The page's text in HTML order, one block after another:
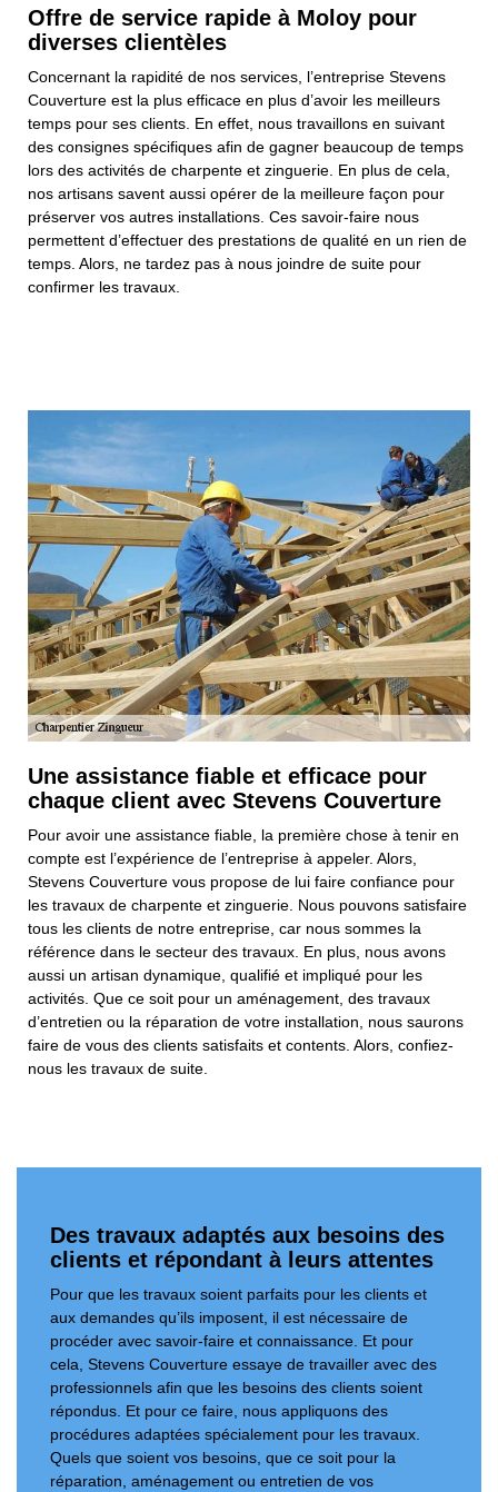
Offre de service rapide à Moloy pour
diverses clientèles
Concernant la rapidité de nos services, l’entreprise Stevens
Couverture est la plus efficace en plus d’avoir les meilleurs
temps pour ses clients. En effet, nous travaillons en suivant
des consignes spécifiques afin de gagner beaucoup de temps
lors des activités de charpente et zinguerie. En plus de cela,
nos artisans savent aussi opérer de la meilleure façon pour
préserver vos autres installations. Ces savoir-faire nous
permettent d’effectuer des prestations de qualité en un rien de
temps. Alors, ne tardez pas à nous joindre de suite pour
confirmer les travaux.
Une assistance fiable et efficace pour
chaque client avec Stevens Couverture
Pour avoir une assistance fiable, la première chose à tenir en
compte est l’expérience de l’entreprise à appeler. Alors,
Stevens Couverture vous propose de lui faire confiance pour
les travaux de charpente et zinguerie. Nous pouvons satisfaire
tous les clients de notre entreprise, car nous sommes la
référence dans le secteur des travaux. En plus, nous avons
aussi un artisan dynamique, qualifié et impliqué pour les
activités. Que ce soit pour un aménagement, des travaux
d’entretien ou la réparation de votre installation, nous saurons
faire de vous des clients satisfaits et contents. Alors, confiez-
nous les travaux de suite.
Des travaux adaptés aux besoins des
clients et répondant à leurs attentes
Pour que les travaux soient parfaits pour les clients et
aux demandes qu’ils imposent, il est nécessaire de
procéder avec savoir-faire et connaissance. Et pour
cela, Stevens Couverture essaye de travailler avec des
professionnels afin que les besoins des clients soient
répondus. Et pour ce faire, nous appliquons des
procédures adaptées spécialement pour les travaux.
Quels que soient vos besoins, que ce soit pour la
réparation, aménagement ou entretien de vos